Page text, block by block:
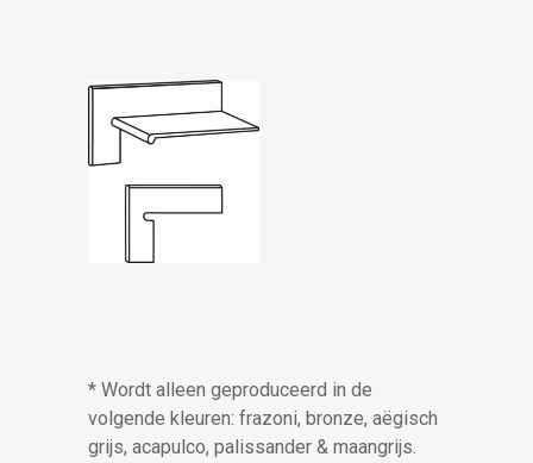
* Wordt alleen geproduceerd in de
volgende kleuren: frazoni, bronze, aëgisch
grijs, acapulco, palissander & maangrijs.